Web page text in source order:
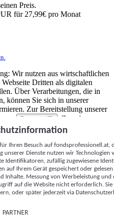
Preis.
für 27,99€ pro Monat
Wir nutzen aus wirtschaftlichen
Dritten als digitalen
Über Verarbeitungen, die in
können Sie sich in unserer
Zur Bereitstellung unserer
Partnern (5)
. Zwecke:
Messung von Werbeleistung
sowie Zielgruppenforschung.
Online-Kennungen (z. B. login-
Kennungen,
zusammen mit anderen
Browserinformationen,
Technologien usw.) auf
dort ausgelesen werden, um es
es eine App oder einer Webseite
mehrere der hier aufgeführten
Ihren Besuch auf
unserer Dienste nutzen wir Technologien
Identifikatoren, zufällig zugewiesene
auf Ihrem Gerät gespeichert oder
Inhalte, Messung von Werbeleistung
auf die Website nicht erforderlich.
oder später jederzeit via
PARTNER